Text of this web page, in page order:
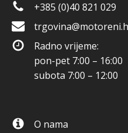
+385 (0)40 821 029
Radno vrijeme:
pon-pet 7:00 – 16:00
subota 7:00 – 12:00
O nama